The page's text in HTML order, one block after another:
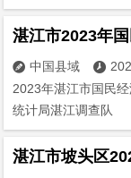
湛江市2023年
 中国县域 
2023年湛江市国民
统计局湛江调查队
湛江市坡头区